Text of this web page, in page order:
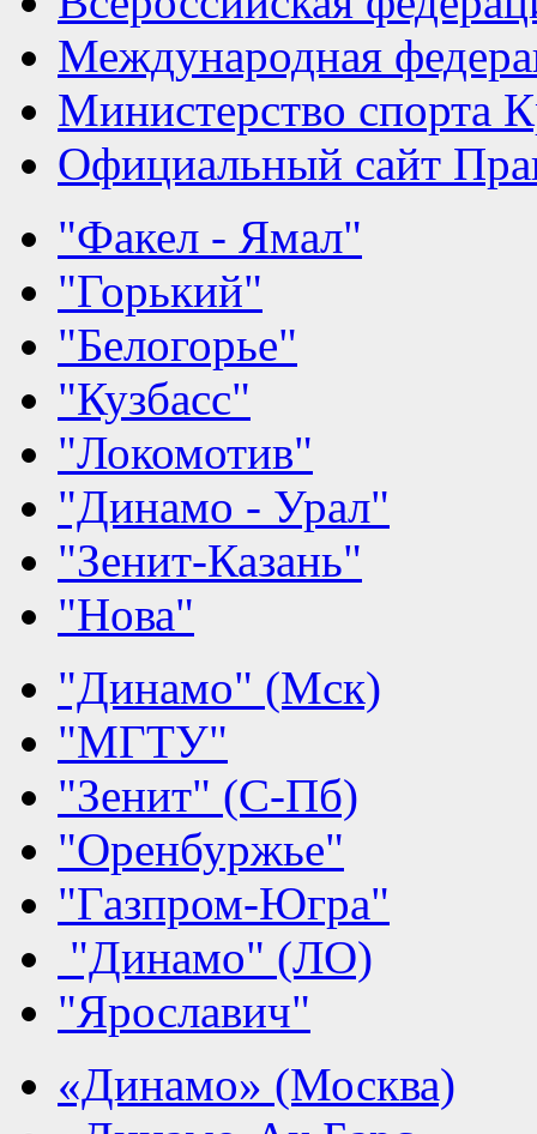
Международная
Министерство спорта
Официальный сайт
"Факел - Ямал"
"Горький"
"Белогорье"
"Кузбасс"
"Локомотив"
"Динамо - Урал"
"Зенит-Казань"
"Нова"
"Динамо" (Мск)
"МГТУ"
"Зенит" (С-Пб)
"Оренбуржье"
"Газпром-Югра"
"Динамо" (ЛО)
"Ярославич"
«Динамо» (Москва)